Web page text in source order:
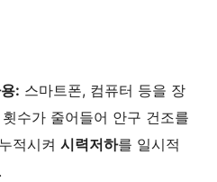
: 스마트폰, 컴퓨터 등을 장
수가 줄어들어 안구 건조를
적시켜 시력저하를 일시적